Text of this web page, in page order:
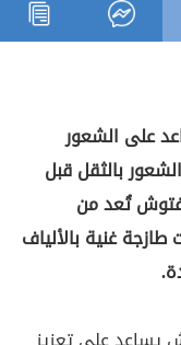
على الشعور
بالثقل قبل
تُعد من
غنية بالألياف